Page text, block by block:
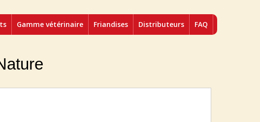
Gamme vétérinaire Friandises Distributeurs FAQ